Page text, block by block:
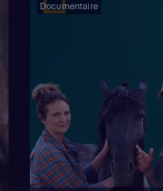
Documentaire